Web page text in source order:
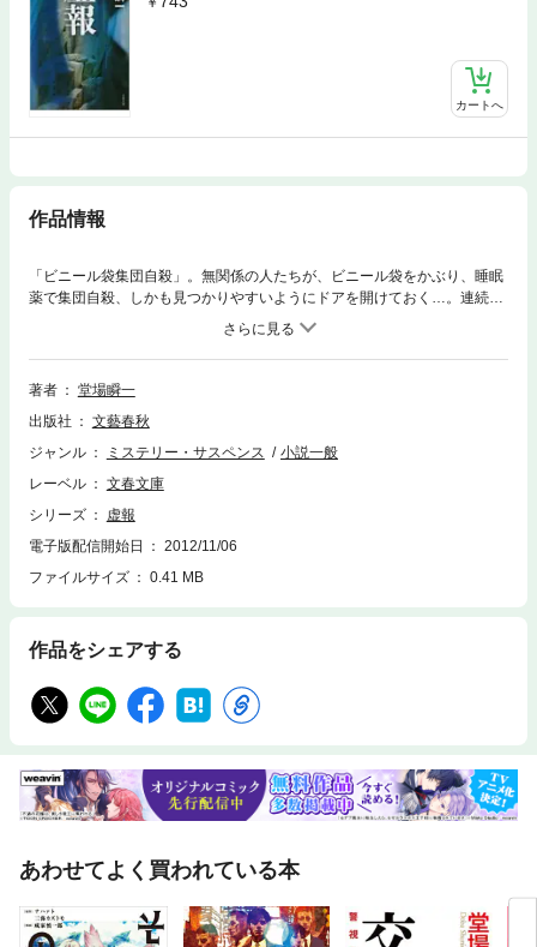
カートへ
作品情報
「ビニール袋集団自殺」。無関係の人たちが、ビニール袋をかぶり、睡眠
薬で集団自殺、しかも見つかりやすいようにドアを開けておく…。連続す
るこの自殺の裏には、ある大学教授が運営するサイトの存在があった。事
件を追う、東日新聞社会部の有名キャップ市川と、若手記者長妻は、スク
ープ合戦の中、何度も“抜かれ”ながら独自の取材ルートで真実を追う。自
殺サイトはなぜ立ち上げられたのか？ 東京、新潟、米国etc. 事件の裏
著者
堂場瞬一
出版社
文藝春秋
ジャンル
ミステリー・サスペンス
小説一般
レーベル
文春文庫
シリーズ
虚報
電子版配信開始日
2012/11/06
ファイルサイズ
0.41 MB
作品をシェアする
あわせてよく買われている本